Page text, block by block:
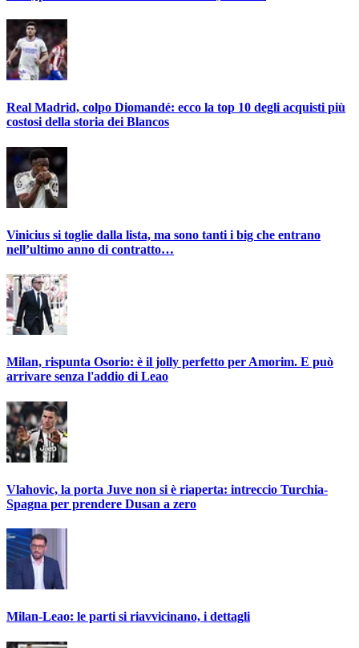
Real Madrid, colpo Diomandé: ecco la top 10 degli acquisti più
costosi della storia dei Blancos
Vinicius si toglie dalla lista, ma sono tanti i big che entrano
nell’ultimo anno di contratto…
Milan, rispunta Osorio: è il jolly perfetto per Amorim. E può
arrivare senza l'addio di Leao
Vlahovic, la porta Juve non si è riaperta: intreccio Turchia-
Spagna per prendere Dusan a zero
Milan-Leao: le parti si riavvicinano, i dettagli